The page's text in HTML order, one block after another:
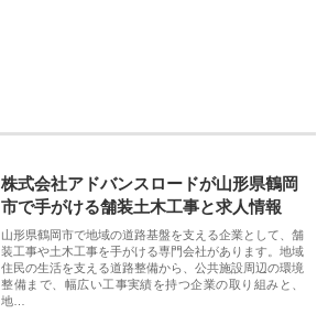
株式会社アドバンスロードが山形県鶴岡
市で手がける舗装土木工事と求人情報
山形県鶴岡市で地域の道路基盤を支える企業として、舗
装工事や土木工事を手がける専門会社があります。地域
住民の生活を支える道路整備から、公共施設周辺の環境
整備まで、幅広い工事実績を持つ企業の取り組みと、
地…